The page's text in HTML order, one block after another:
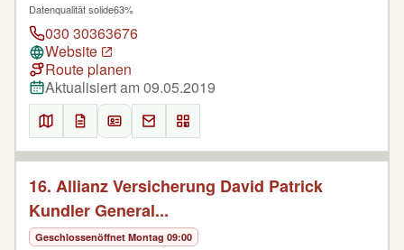
Datenqualität solide63%
030 30363676
Website
Route planen
Aktualisiert am 09.05.2019
16. Allianz Versicherung David Patrick
Kundler General...
Geschlossenöffnet Montag 09:00